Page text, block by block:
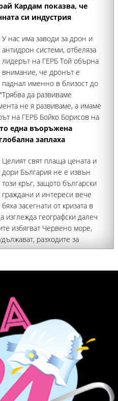
Кардам показва, че
си индустрия
У нас има заводи за дрон и
антидрон системи, отбеляза
лидерът на ГЕРБ Той обърна
внимание, че дронът е
паднал именно в близост до
да развиваме
не я развиваме, а имаме
на ГЕРБ Бойко Борисов на
с инцидента с падналия
една въоръжена
заплаха
Целият свят плаща цената и
дори България не е извън
този кръг, защото български
граждани и интереси вече
бяха засегнати от кризата в
географски далеч
избягват Червено море,
разходите за
нарастват